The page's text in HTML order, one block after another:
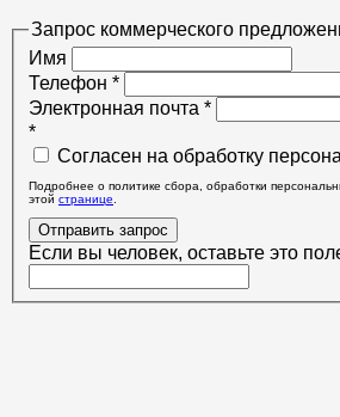
Запрос коммерческого
Имя
Телефон *
Электронная почта *
*
Согласен на обработку
Подробнее о политике сбора, обработки
этой странице.
Отправить запрос
Если вы человек, оставьте это